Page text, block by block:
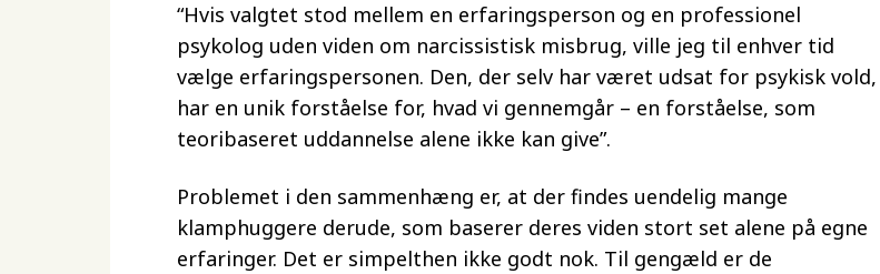
“Hvis valgtet stod mellem en erfaringsperson og en professionel
psykolog uden viden om narcissistisk misbrug, ville jeg til enhver tid
vælge erfaringspersonen. Den, der selv har været udsat for psykisk vold,
har en unik forståelse for, hvad vi gennemgår – en forståelse, som
teoribaseret uddannelse alene ikke kan give”.
Problemet i den sammenhæng er, at der findes uendelig mange
klamphuggere derude, som baserer deres viden stort set alene på egne
erfaringer. Det er simpelthen ikke godt nok. Til gengæld er de